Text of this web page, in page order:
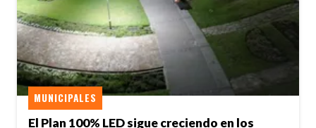
El Plan 100% LED sigue creciendo en los
MUNICIPALES